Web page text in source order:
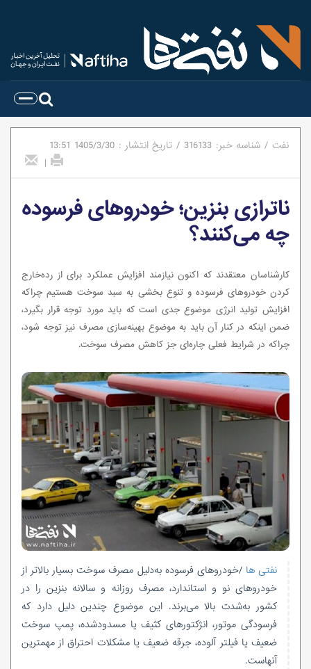
نفت / شناسه خبر: 316133
/ تاریخ انتشار : 1405/3/30
13:51
|
ناترازی بنزین؛ خودروهای فرسوده
چه می‌کنند؟
کارشناسان معتقدند که اکنون نیازمند افزایش عملکرد برای از رده‌خارج
کردن خودروهای فرسوده و تنوع بخشی به سبد سوخت هستیم چراکه
افزایش تولید انرژی موضوع جدی است که باید مورد توجه قرار بگیرد،
ضمن‌ اینکه در کنار آن باید به موضوع بهینه‌سازی مصرف نیز توجه شود،
چراکه در شرایط فعلی چاره‌ای جز کاهش مصرف سوخت.
نفتی ها/خودروهای فرسوده به‌دلیل مصرف سوخت بسیار بالاتر از
خودروهای نو و استاندارد، مصرف روزانه و سالانه بنزین را در
کشور به‌شدت بالا می‌برند.​ این موضوع چندین دلیل دارد که
فرسودگی موتور، انژکتورهای کثیف یا مسدودشده، پمپ سوخت
ضعیف یا فیلتر آلوده، جرقه ضعیف یا مشکلات احتراق از مهمترین
آنهاست.